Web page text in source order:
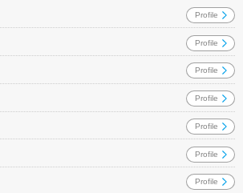
Profile
Profile
Profile
Profile
Profile
Profile
Profile